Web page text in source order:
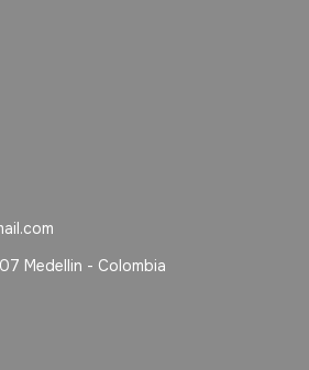
Medellin - Colombia